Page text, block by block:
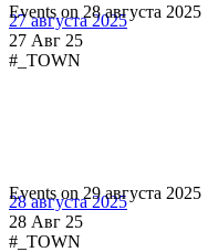
27 августа 2025
27 Авг 25
#_TOWN
Events on 28 августа 2025
28 августа 2025
28 Авг 25
#_TOWN
Events on 29 августа 2025